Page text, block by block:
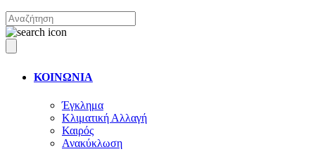
ΚΟΙΝΩΝΙΑ
Έγκλημα
Κλιματική Αλλαγή
Καιρός
Ανακύκλωση